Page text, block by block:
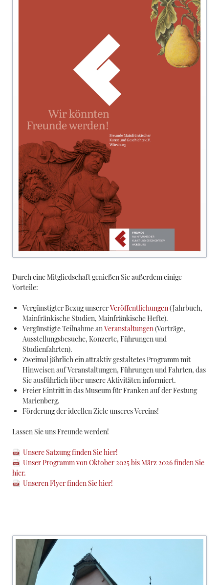
Durch eine Mitgliedschaft genießen Sie außerdem einige
Vorteile:
Vergünstigter Bezug unsererVeröffentlichungen(Jahrbuch,
Mainfränkische Studien, Mainfränkische Hefte).
Vergünstigte Teilnahme anVeranstaltungen(Vorträge,
Ausstellungsbesuche, Konzerte, Führungen und
Studienfahrten).
Zweimal jährlich ein attraktiv gestaltetes Programm mit
Hinweisen auf Veranstaltungen, Führungen und Fahrten, das
Sie ausführlich über unsere Aktivitäten informiert.
Freier Eintritt in das Museum für Franken auf der Festung
Marienberg.
Förderung der ideellen Ziele unseres Vereins!
Lassen Sie uns Freunde werden!
Unsere Satzung finden Sie hier!
Unser Programm von Oktober 2025 bis März 2026 finden Sie
hier.
Unseren Flyer finden Sie hier!